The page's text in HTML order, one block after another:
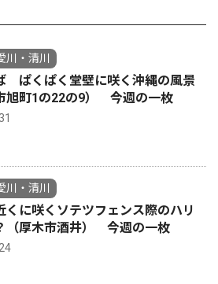
川・清川
ぱくぱく堂壁に咲く沖縄の風景
旭町1の22の9） 今週の一枚
川・清川
くに咲くソテツフェンス際のハリ
（厚木市酒井） 今週の一枚